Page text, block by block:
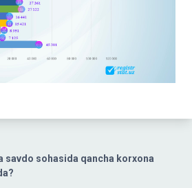
savdo sohasida qancha korxona